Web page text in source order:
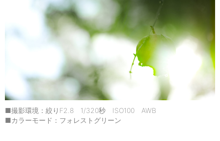
■撮影環境：絞りF2.8 1/320秒 ISO100 AWB
■カラーモード：フォレストグリーン